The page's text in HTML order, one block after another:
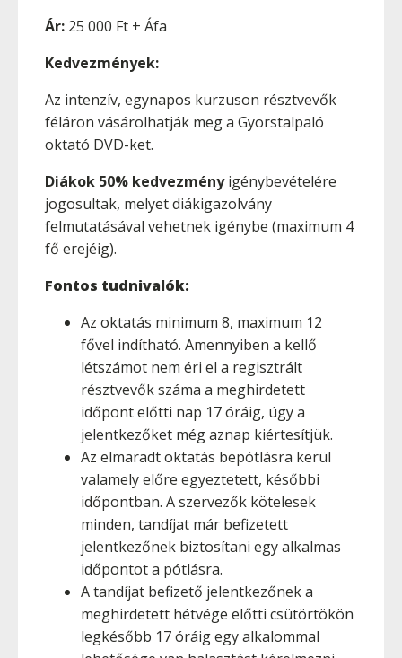
Ár: 25 000 Ft + Áfa
Kedvezmények:
Az intenzív, egynapos kurzuson résztvevők
féláron vásárolhatják meg a Gyorstalpaló
oktató DVD-ket.
Diákok 50% kedvezményigénybevételére
jogosultak, melyet diákigazolvány
felmutatásával vehetnek igénybe (maximum 4
fő erejéig).
Fontos tudnivalók:
Az oktatás minimum 8, maximum 12
fővel indítható. Amennyiben a kellő
létszámot nem éri el a regisztrált
résztvevők száma a meghirdetett
időpont előtti nap 17 óráig, úgy a
jelentkezőket még aznap kiértesítjük.
Az elmaradt oktatás bepótlásra kerül
valamely előre egyeztetett, későbbi
időpontban. A szervezők kötelesek
minden, tandíjat már befizetett
jelentkezőnek biztosítani egy alkalmas
időpontot a pótlásra.
A tandíjat befizető jelentkezőnek a
meghirdetett hétvége előtti csütörtökön
legkésőbb 17 óráig egy alkalommal